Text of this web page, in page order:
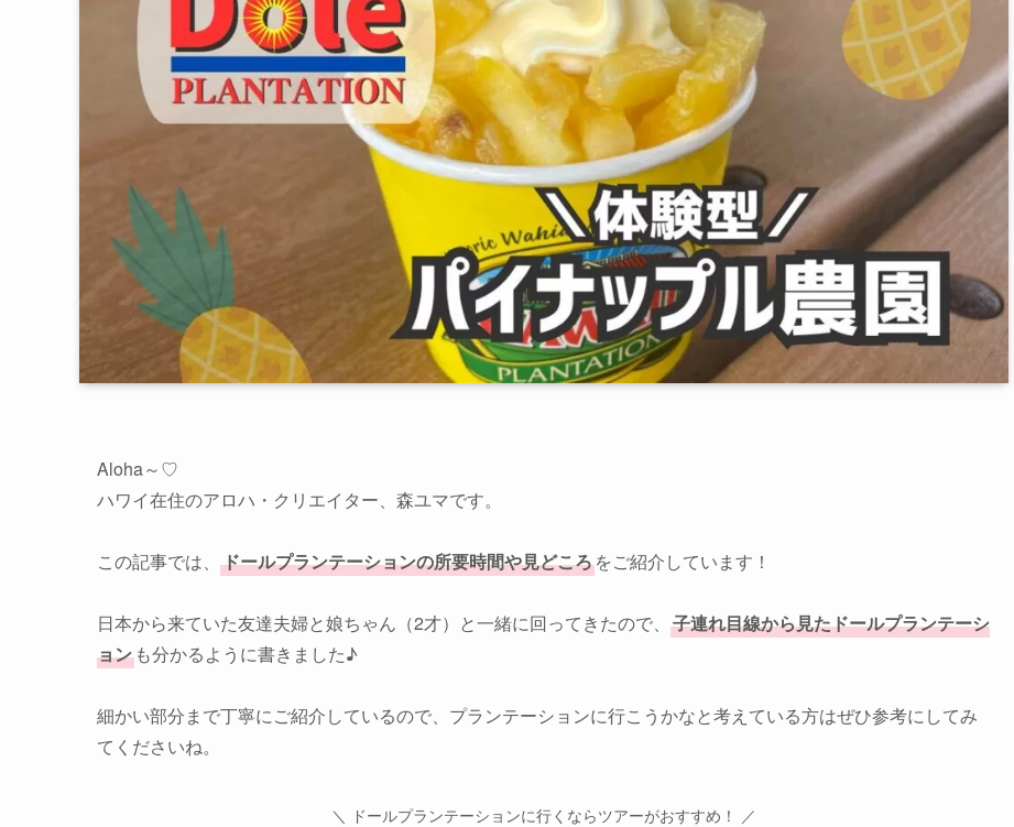
Aloha～♡
ハワイ在住のアロハ・クリエイター、森ユマです。
この記事では、 ドールプランテーションの所要時間や見どころをご紹介しています！
日本から来ていた友達夫婦と娘ちゃん（2才）と一緒に回ってきたので、 子連れ目線から見たドールプランテーシ
ョン も分かるように書きました♪
細かい部分まで丁寧にご紹介しているので、プランテーションに行こうかなと考えている方はぜひ参考にしてみ
てくださいね。
＼ ドールプランテーションに行くならツアーがおすすめ！ ／